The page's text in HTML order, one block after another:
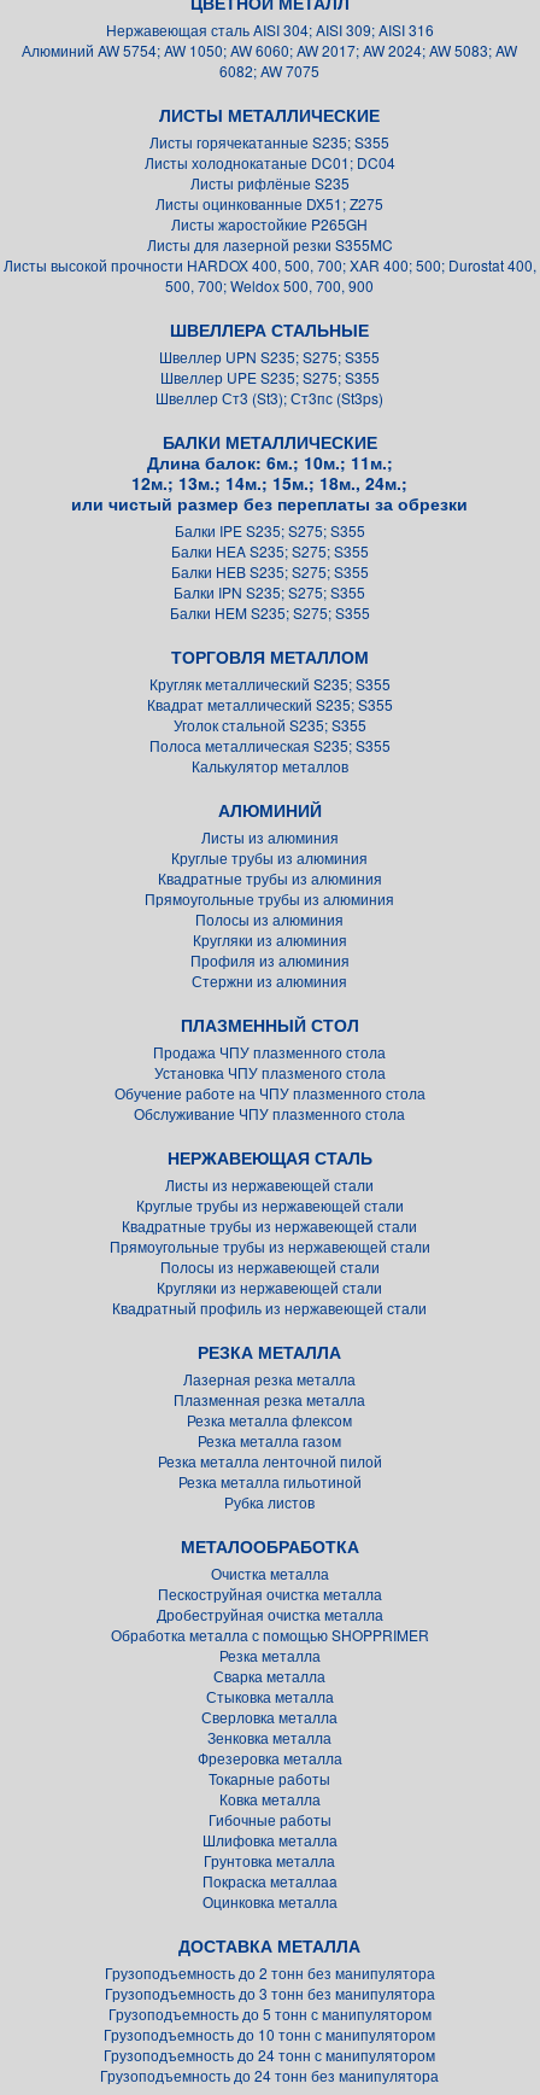
Нержавеющая сталь AISI 304; AISI 309; AISI 316
Алюминий AW 5754; AW 1050; AW 6060; AW 2017; AW 2024; AW 5083; AW
6082; AW 7075
ЛИСТЫ МЕТАЛЛИЧЕСКИЕ
Листы горячекатанные S235; S355
Листы холоднокатаные DC01; DC04
Листы рифлёные S235
Листы оцинкованные DX51; Z275
Листы жаростойкие P265GH
Листы для лазерной резки S355MC
Листы высокой прочности HARDOX 400, 500, 700; XAR 400; 500; Durostat 400,
500, 700; Weldox 500, 700, 900
ШВЕЛЛЕРА СТАЛЬНЫЕ
Швеллер UPN S235; S275; S355
Швеллер UPE S235; S275; S355
Швеллер Ст3 (St3); Ст3пс (St3ps)
БАЛКИ МЕТАЛЛИЧЕСКИЕ
Длина балок: 6м.; 10м.; 11м.;
12м.; 13м.; 14м.; 15м.; 18м., 24м.;
или чистый размер без переплаты за обрезки
Балки IPE S235; S275; S355
Балки HEA S235; S275; S355
Балки HEB S235; S275; S355
Балки IPN S235; S275; S355
Балки HEM S235; S275; S355
ТОРГОВЛЯ МЕТАЛЛОМ
Кругляк металлический S235; S355
Квадрат металлический S235; S355
Уголок стальной S235; S355
Полоса металлическая S235; S355
Калькулятор металлов
АЛЮМИНИЙ
Листы из алюминия
Круглые трубы из алюминия
Квадратные трубы из алюминия
Прямоугольные трубы из алюминия
Полосы из алюминия
Кругляки из алюминия
Профиля из алюминия
Стержни из алюминия
ПЛАЗМЕННЫЙ СТОЛ
Продажа ЧПУ плазменного стола
Установка ЧПУ плазменого стола
Обучение работе на ЧПУ плазменного стола
Обслуживание ЧПУ плазменного стола
НЕРЖАВЕЮЩАЯ СТАЛЬ
Листы из нержавеющей стали
Круглые трубы из нержавеющей стали
Квадратные трубы из нержавеющей стали
Прямоугольные трубы из нержавеющей стали
Полосы из нержавеющей стали
Кругляки из нержавеющей стали
Квадратный профиль из нержавеющей стали
РЕЗКА МЕТАЛЛА
Лазерная резка металла
Плазменная резка металла
Резка металла флексом
Резка металла газом
Резка металла ленточной пилой
Резка металла гильотиной
Рубка листов
МЕТАЛООБРАБОТКА
Очистка металла
Пескоструйная очистка металла
Дробеструйная очистка металла
Обработка металла с помощью SHOPPRIMER
Резка металла
Сварка металла
Стыковка металла
Сверловка металла
Зенковка металла
Фрезеровка металла
Токарные работы
Ковка металла
Гибочные работы
Шлифовка металла
Грунтовка металла
Покраска металлаa
Оцинковка металла
ДОСТАВКА МЕТАЛЛА
Грузоподъемность до 2 тонн без манипулятора
Грузоподъемность до 3 тонн без манипулятора
Грузоподъемность до 5 тонн с манипулятором
Грузоподъемность до 10 тонн с манипулятором
Грузоподъемность до 24 тонн с манипулятором
Грузоподъемность до 24 тонн без манипулятора